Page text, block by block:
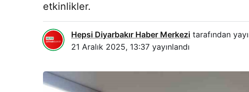
etkinlikler.
Hepsi Diyarbakır Haber Merkezi tarafından
21 Aralık 2025, 13:37 yayınlandı